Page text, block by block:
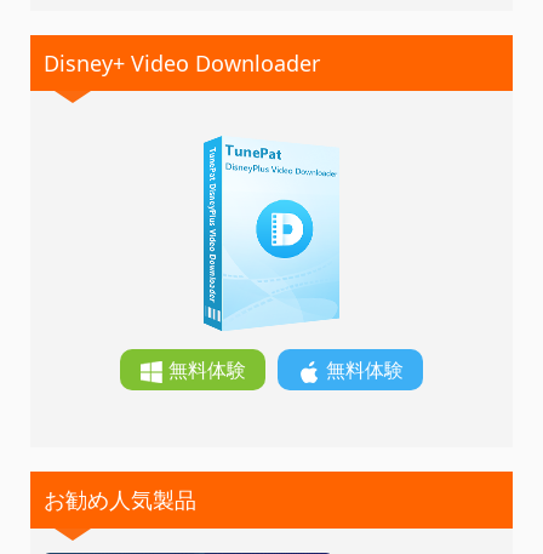
Disney+ Video Downloader
無料体験 無料体験
お勧め人気製品